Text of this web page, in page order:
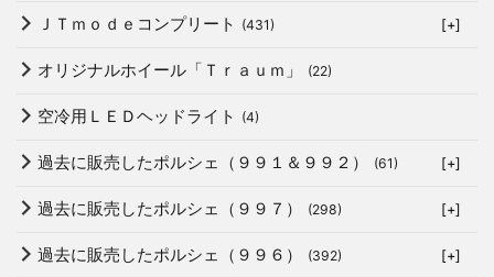
ＪＴｍｏｄｅコンプリート (431) [+]
オリジナルホイール「Ｔｒａｕｍ」 (22)
空冷用ＬＥＤヘッドライト (4)
過去に販売したポルシェ（９９１＆９９２） (61) [+]
過去に販売したポルシェ（９９７） (298) [+]
過去に販売したポルシェ（９９６） (392) [+]